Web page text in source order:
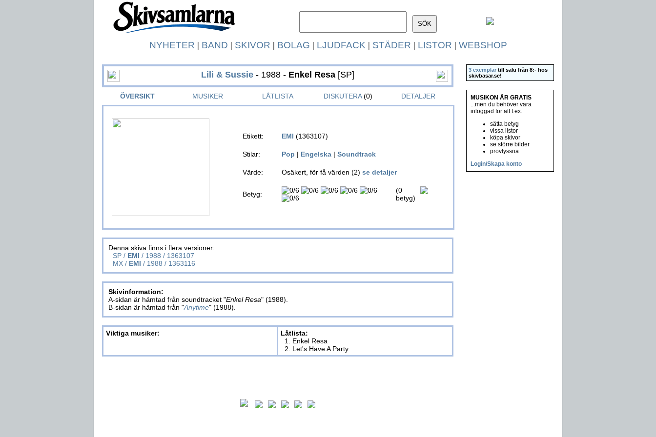
NYHETER | BAND | SKIVOR | BOLAG | LJUDFACK | STÄDER | LISTOR | WEBSHOP
Lili & Sussie - 1988 - Enkel Resa [SP]
ÖVERSIKT MUSIKER LÅTLISTA DISKUTERA(0) DETALJER
Etikett: EMI (1363107)
Stilar: Pop | Engelska | Soundtrack
Värde: Osäkert, för få värden (2) se detaljer
Betyg:
(0
betyg)
Denna skiva finns i flera versioner:
SP / EMI / 1988 / 1363107
MX / EMI / 1988 / 1363116
Skivinformation:
A-sidan är hämtad från soundtracket "Enkel Resa" (1988).
B-sidan är hämtad från "Anytime" (1988).
Viktiga musiker:
Låtlista:
1. Enkel Resa
2. Let's Have A Party
3 exemplar till salu från 8:- hos
skivbasar.se!
MUSIKON ÄR GRATIS
...men du behöver vara
inloggad för att t.ex:
sätta betyg
vissa listor
köpa skivor
se större bilder
provlyssna
Login/Skapa konto